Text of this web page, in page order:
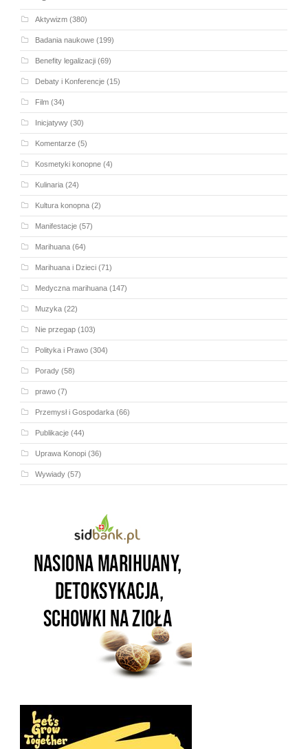
Aktywizm (380)
Badania naukowe (199)
Benefity legalizacji (69)
Debaty i Konferencje (15)
Film (34)
Inicjatywy (30)
Komentarze (5)
Kosmetyki konopne (4)
Kulinaria (24)
Kultura konopna (2)
Manifestacje (57)
Marihuana (64)
Marihuana i Dzieci (71)
Medyczna marihuana (147)
Muzyka (22)
Nie przegap (103)
Polityka i Prawo (304)
Porady (58)
prawo (7)
Przemysł i Gospodarka (66)
Publikacje (44)
Uprawa Konopi (36)
Wywiady (57)